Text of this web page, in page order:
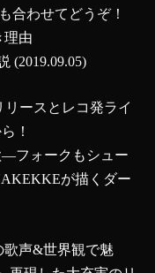
合わせてどうぞ！
理由
(2019.09.05)
ースとレコ発ライ
！
―フォークもシュー
が描くダー
声&世界観で魅